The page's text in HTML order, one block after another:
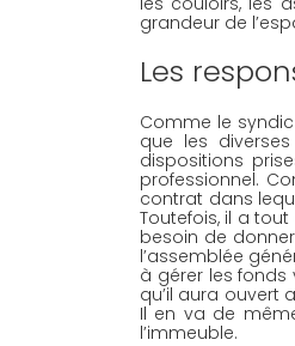
grandeur de
Les
Comme le
que les
dispositions
professionnel.
contrat dans
Toutefois, il a
besoin de
l’assemblée
à gérer les
qu’il aura ouvert
Il en va de
l’immeuble.